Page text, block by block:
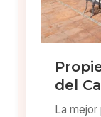
del
La mejor